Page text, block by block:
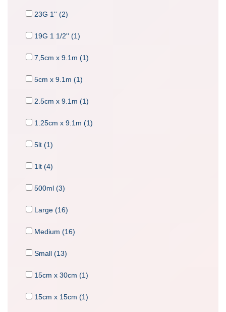
23G 1'' (2)
19G 1 1/2'' (1)
7,5cm x 9.1m (1)
5cm x 9.1m (1)
2.5cm x 9.1m (1)
1.25cm x 9.1m (1)
5lt (1)
1lt (4)
500ml (3)
Large (16)
Medium (16)
Small (13)
15cm x 30cm (1)
15cm x 15cm (1)